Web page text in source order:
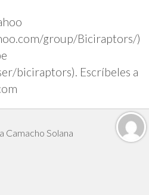
group/Biciraptors/)
biciraptors). Escríbeles a
Camacho Solana